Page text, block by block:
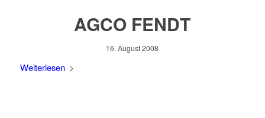
AGCO FENDT
16. August 2008
Weiterlesen